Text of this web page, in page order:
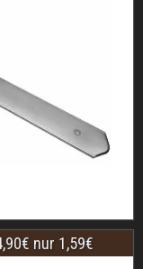
nur 1,59€